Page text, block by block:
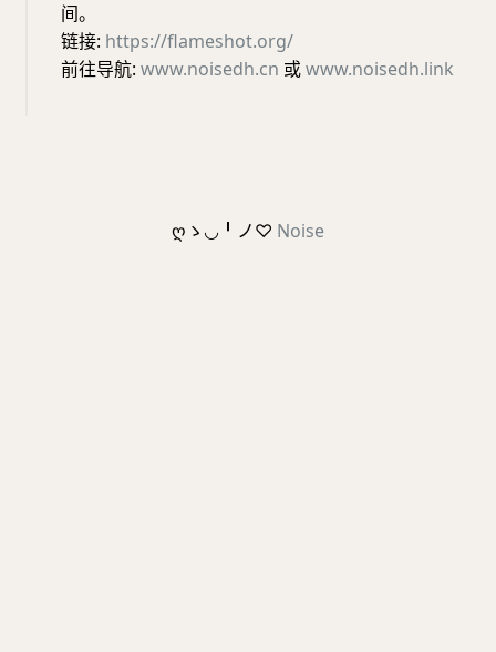
间。
链接: https://flameshot.org/
前往导航: www.noisedh.cn 或www.noisedh.link
ღゝ◡╹ノ♡ Noise